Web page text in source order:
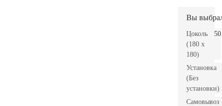
Вы
Цоколь
(180 x
180)
Установка
(Без
установки)
Самовывоз